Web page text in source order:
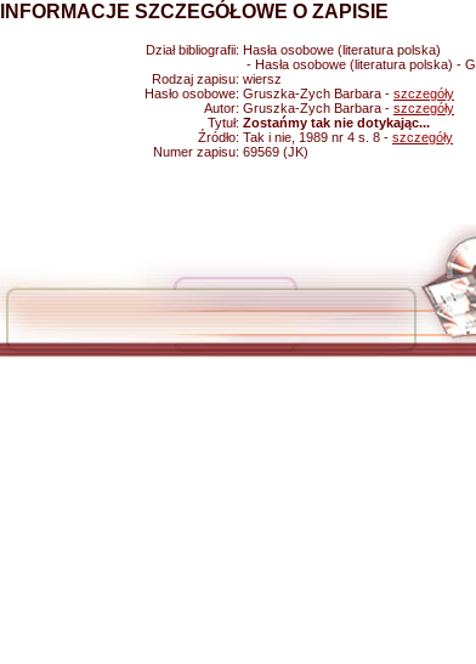
INFORMACJE SZCZEGÓŁOWE O ZAPISIE
Dział bibliografii: Hasła osobowe (literatura polska)
- Hasła osobowe (literatura polska) - G
Rodzaj zapisu: wiersz
Hasło osobowe: Gruszka-Zych Barbara - szczegóły
Autor: Gruszka-Zych Barbara - szczegóły
Tytuł: Zostańmy tak nie dotykając...
Źródło: Tak i nie, 1989 nr 4 s. 8 - szczegóły
Numer zapisu: 69569 (JK)